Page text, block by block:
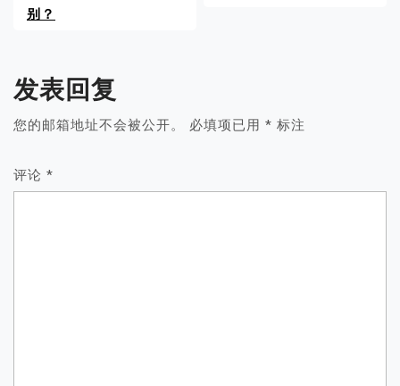
别？
发表回复
您的邮箱地址不会被公开。 必填项已用 * 标注
评论 *